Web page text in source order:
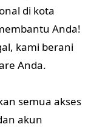
di kota
Anda!
kami berani
Anda.
semua akses
akun